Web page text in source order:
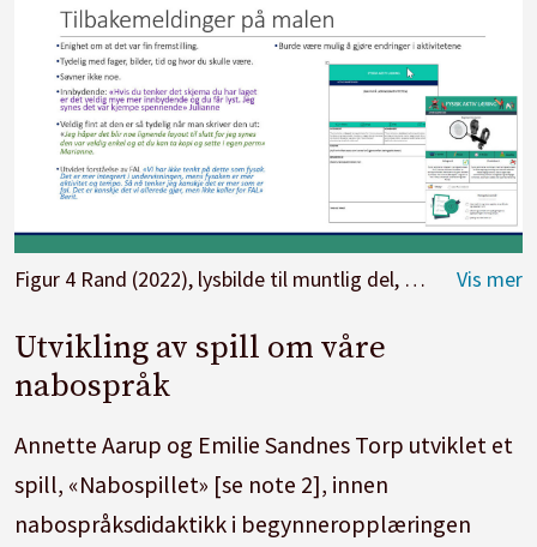
Figur 4 Rand (2022), lysbilde til muntlig del, drøfting av hvordan malen til undervisningsopplegg ble utviklet på bakgrunn av intervjudata
Utvikling av spill om våre
nabospråk
Annette Aarup og Emilie Sandnes Torp utviklet et
spill, «Nabospillet» [se note 2], innen
nabospråksdidaktikk i begynneropplæringen